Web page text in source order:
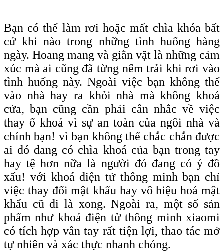
Bạn có thể làm rơi hoặc mất chìa khóabất
cứ khi nào trong những tình huống hàng
ngày. Hoang mang và giằn vặt là những cảm
xúc mà ai cũng đã từng nếm trải khi rơi vào
tình huống này. Ngoài việc bạn không thể
vào nhà hay ra khỏi nhà mà không khoá
cửa, bạn cũng cần phải cân nhắc về việc
thay ổ khoá vì sự an toàn của ngôi nhà và
chính bạn! vì bạn không thể chắc chắn được
ai đó đang có chìa khoá của bạn trong tay
hay tệ hơn nữa là người đó đang có ý đồ
xấu! với khoá điện tử thông minh bạn chỉ
việc thay đổi mật khẩu hay vô hiệu hoá mật
khẩu cũ đi là xong. Ngoài ra, một số sản
phẩm như khoá điện tử thông minh xiaomi
có tích hợp vân tay rất tiện lợi, thao tác mở
tự nhiên và xác thực nhanh chóng.